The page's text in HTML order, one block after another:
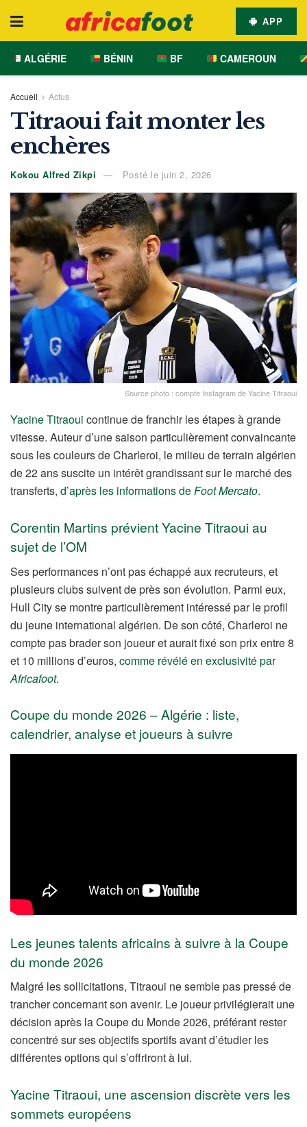
APP
ALGÉRIE BÉNIN BF CAMEROUN
Accueil Actus
Titraoui fait monter les
enchères
Kokou Alfred Zikpi Posté le juin 2, 2026
Source photo : compte Instagram de Yacine Titraoui
Yacine Titraoui continue de franchir les étapes à grande
vitesse. Auteur d’une saison particulièrement convaincante
sous les couleurs de Charleroi, le milieu de terrain algérien
de 22 ans suscite un intérêt grandissant sur le marché des
transferts, d’après les informations deFoot Mercato.
Corentin Martins prévient Yacine Titraoui au
sujet de l’OM
Ses performances n’ont pas échappé aux recruteurs, et
plusieurs clubs suivent de près son évolution. Parmi eux,
Hull City se montre particulièrement intéressé par le profil
du jeune international algérien. De son côté, Charleroi ne
compte pas brader son joueur et aurait fixé son prix entre 8
et 10 millions d’euros, comme révélé en exclusivité par
Africafoot.
Coupe du monde 2026 – Algérie : liste,
calendrier, analyse et joueurs à suivre
Les jeunes talents africains à suivre à la Coupe
du monde 2026
Malgré les sollicitations, Titraoui ne semble pas pressé de
trancher concernant son avenir. Le joueur privilégierait une
décision après la Coupe du Monde 2026, préférant rester
concentré sur ses objectifs sportifs avant d’étudier les
différentes options qui s’offriront à lui.
Yacine Titraoui, une ascension discrète vers les
sommets européens